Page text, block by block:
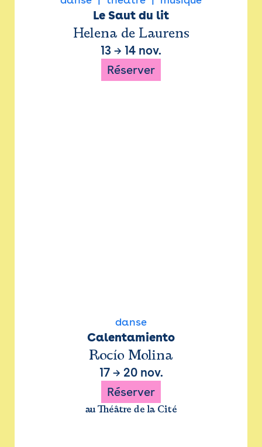
Le Saut du lit
Helena de Laurens
13 → 14 nov.
Réserver
danse
Calentamiento
Rocío Molina
17→ 20 nov.
Réserver
au Théâtre de la Cité